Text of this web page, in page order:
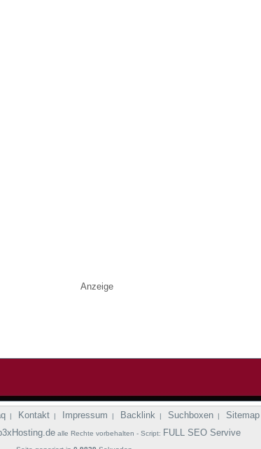
Anzeige
| Kontakt | Impressum | Backlink | Suchboxen | Sitemap
alle Rechte vorbehalten - Script: FULL SEO Servive